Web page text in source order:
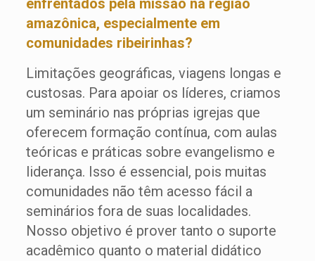
enfrentados pela missão na região
amazônica, especialmente em
comunidades ribeirinhas?
Limitações geográficas, viagens longas e
custosas. Para apoiar os líderes, criamos
um seminário nas próprias igrejas que
oferecem formação contínua, com aulas
teóricas e práticas sobre evangelismo e
liderança. Isso é essencial, pois muitas
comunidades não têm acesso fácil a
seminários fora de suas localidades.
Nosso objetivo é prover tanto o suporte
acadêmico quanto o material didático